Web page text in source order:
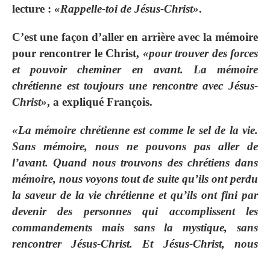
lecture : «Rappelle-toi de Jésus-Christ».
C’est une façon d’aller en arrière avec la mémoire
pour rencontrer le Christ, «pour trouver des forces
et pouvoir cheminer en avant. La mémoire
chrétienne est toujours une rencontre avec Jésus-
Christ», a expliqué François.
«La mémoire chrétienne est comme le sel de la vie.
Sans mémoire, nous ne pouvons pas aller de
l’avant. Quand nous trouvons des chrétiens dans
mémoire, nous voyons tout de suite qu’ils ont perdu
la saveur de la vie chrétienne et qu’ils ont fini par
devenir des personnes qui accomplissent les
commandements mais sans la mystique, sans
rencontrer Jésus-Christ. Et Jésus-Christ, nous